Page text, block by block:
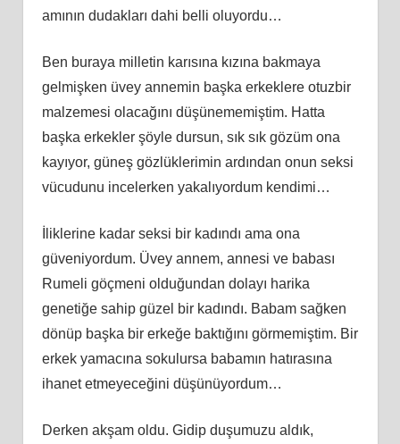
amının dudakları dahi belli oluyordu…
Ben buraya milletin karısına kızına bakmaya
gelmişken üvey annemin başka erkeklere otuzbir
malzemesi olacağını düşünememiştim. Hatta
başka erkekler şöyle dursun, sık sık gözüm ona
kayıyor, güneş gözlüklerimin ardından onun seksi
vücudunu incelerken yakalıyordum kendimi…
İliklerine kadar seksi bir kadındı ama ona
güveniyordum. Üvey annem, annesi ve babası
Rumeli göçmeni olduğundan dolayı harika
genetiğe sahip güzel bir kadındı. Babam sağken
dönüp başka bir erkeğe baktığını görmemiştim. Bir
erkek yamacına sokulursa babamın hatırasına
ihanet etmeyeceğini düşünüyordum…
Derken akşam oldu. Gidip duşumuzu aldık,